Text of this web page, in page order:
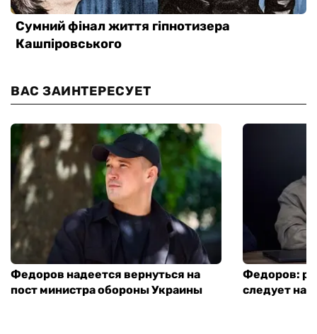
ВАС ЗАИНТЕРЕСУЕТ
Федоров надеется вернуться на
пост министра обороны Украины
Федоров:
следует